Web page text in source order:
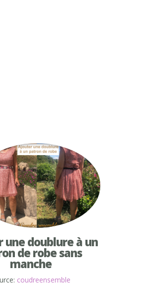
une doublure à un
de robe sans
manche
coudreensemble